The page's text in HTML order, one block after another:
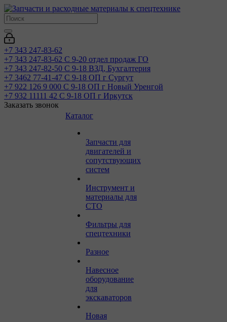
+7 343 247-83-62
+7 343 247-83-62 С 9-20 отдел продаж ГО
+7 343 247-82-50 С 9-18 ВЗД, Бухгалтерия
+7 3462 77-41-47 С 9-18 ОП г Сургут
+7 922 126 9 000 С 9-18 ОП г Новый Уренгой
+7 932 11111 42 С 9-18 ОП г Иркутск
Заказать звонок
Каталог
Запчасти для
двигателей и
сопутствующих
систем
Инструмент и
материалы для
СТО
Фильтры для
спецтехники
Разное
Навесное
оборудование
для
экскаваторов
Новая